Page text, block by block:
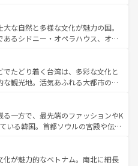
は、音楽と美食が融合した独特の
メリカの各地域で異なる魅力を楽
性と豊かな歴史を感じることができ
お、新着のアメリカ
を参照してほしい。
た、定番の観光地といえばオアフ
めるならマウイ島やカウアイ島が
グリーンに輝く海をはじめ、豊かな
れる人々を迎えてくれるハワイの
ルフードやハワイアンミュージッ
スなど、すべてがハワイの魅力を彩
新着のハワイ情報
照してほしい。
な自然と多様な文化が魅力の国。
あるシドニー・オペラハウス、オー
にそびえるウルル（エアーズロッ
しい原生林やケアンズの熱帯雨林な
ん。また、カフェやワイン、オージ
充実しており、サーフィンやダイ
ど、アウトドア好きにはたまらな
多彩な魅力を存分に味わいつくそ
でたどり着く台湾は、多彩な文化と
な観光地。活気あふれる大都市の台
である台湾東部など、都市の喧騒
しており、訪れる人に新しい発見と
る。また、奥深い台湾の食文化も魅
ーツなど、バラエティ豊かな料理
なお、新着の台湾情報は コンテンツ一覧を参
る一方で、最先端のファッションやK
いる韓国。首都ソウルの宮殿や伝統
四季折々の自然美を楽しむことが
チや焼肉、絶品のストリートフード
化が魅力的なベトナム。南北に細長